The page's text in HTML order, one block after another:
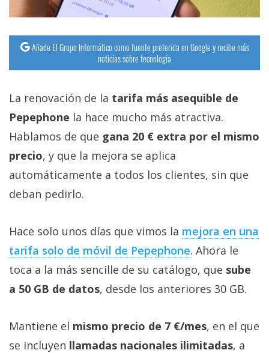
Añade El Grupo Informático como fuente preferida en Google y recibe más
noticias sobre tecnología
La renovación de la tarifa más asequible de
Pepephone la hace mucho más atractiva.
Hablamos de que gana 20 € extra por el mismo
precio, y que la mejora se aplica
automáticamente a todos los clientes, sin que
deban pedirlo.
Hace solo unos días que vimos la mejora en una
tarifa solo de móvil de Pepephone‎. Ahora le
toca a la más sencille de su catálogo, que sube
a 50 GB de datos, desde los anteriores 30 GB.
Mantiene el mismo precio de 7 €/mes, en el que
se incluyen llamadas nacionales ilimitadas, a